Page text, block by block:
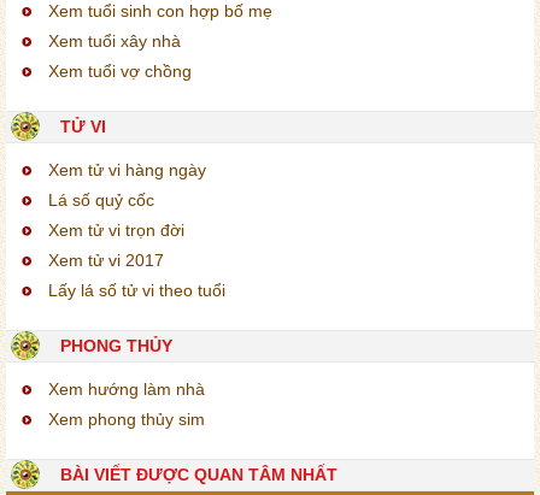
Xem tuổi sinh con hợp bố mẹ
Xem tuổi xây nhà
Xem tuổi vợ chồng
TỬ VI
Xem tử vi hàng ngày
Lá số quỷ cốc
Xem tử vi trọn đời
Xem tử vi 2017
Lấy lá số tử vi theo tuổi
PHONG THỦY
Xem hướng làm nhà
Xem phong thủy sim
BÀI VIẾT ĐƯỢC QUAN TÂM NHẤT